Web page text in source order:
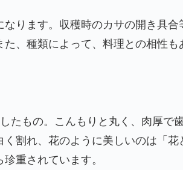
ります。収穫時のカサの開き具合
、種類によって、料理との相性も
たもの。こんもりと丸く、肉厚で
割れ、花のように美しいのは「花
重されています。